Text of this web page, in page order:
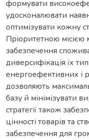
формувати
удосконалювати
оптимізувати кожну
Пріоритетною місією
забезпечення
диверсифікація їх
енергоефективних і
дозволяють
базу й мінімізувати
стратегії також
цінності товарів та
забезпечення для